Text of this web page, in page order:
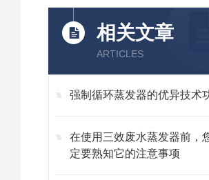
相关文章
ARTICLES
强制循环蒸发器的优异技术
在使用三效废水蒸发器前，
定要熟知它的注意事项